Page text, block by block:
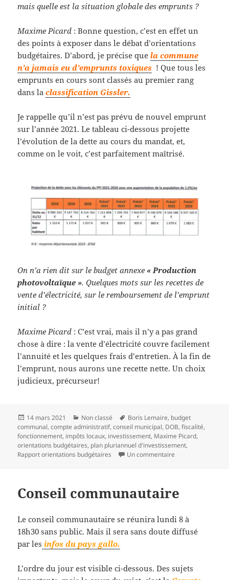
mais quelle est la situation globale des emprunts ?
Maxime Picard : Bonne question, c’est en effet un
des points à exposer dans le débat d’orientations
budgétaires. D’abord, je précise quela commune
n’a jamais eu d’emprunts toxiques ! Que tous les
emprunts en cours sont classés au premier rang
dans laclassification Gissler.
Je rappelle qu’il n’est pas prévu de nouvel emprunt
sur l’année 2021. Le tableau ci-dessous projette
l’évolution de la dette au cours du mandat, et,
comme on le voit, c’est parfaitement maîtrisé.
On n’a rien dit sur le budget annexe « Production
photovoltaïque ». Quelques mots sur les recettes de
vente d’électricité, sur le remboursement de l’emprunt
initial ?
Maxime Picard : C’est vrai, mais il n’y a pas grand
chose à dire : la vente d’électricité couvre facilement
l’annuité et les quelques frais d’entretien. À la fin de
l’emprunt, nous aurons une recette nette. Un choix
judicieux, précurseur!
Publié
le
14 mars 2021 Catégories
Non classé
Mots-
clés
Boris Lemaire, budget
communal,compte administratif,conseil municipal, DOB,fiscalité,
fonctionnement, impôts locaux, investissement, Maxime Picard,
orientations budgétaires, plan pluriannuel d'investissement,
Rapport orientations budgétaires
Un commentaire
Conseil communautaire
Le conseil communautaire se réunira lundi 8 à
18h30 sans public. Mais il sera sans doute diffusé
par les infos du pays gallo.
L’ordre du jour est visible ci-dessous. Des sujets